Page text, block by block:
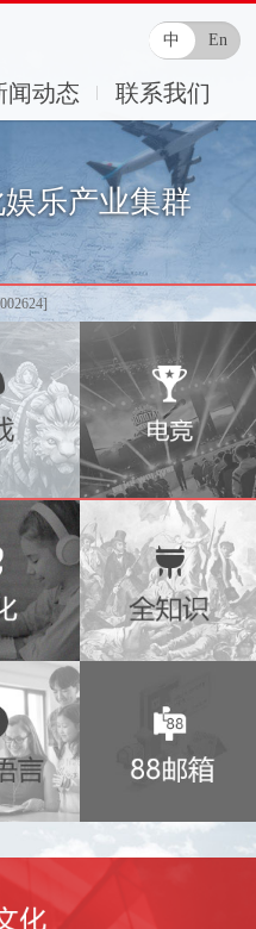
中 En
闻动态 联系我们
乐产业集群